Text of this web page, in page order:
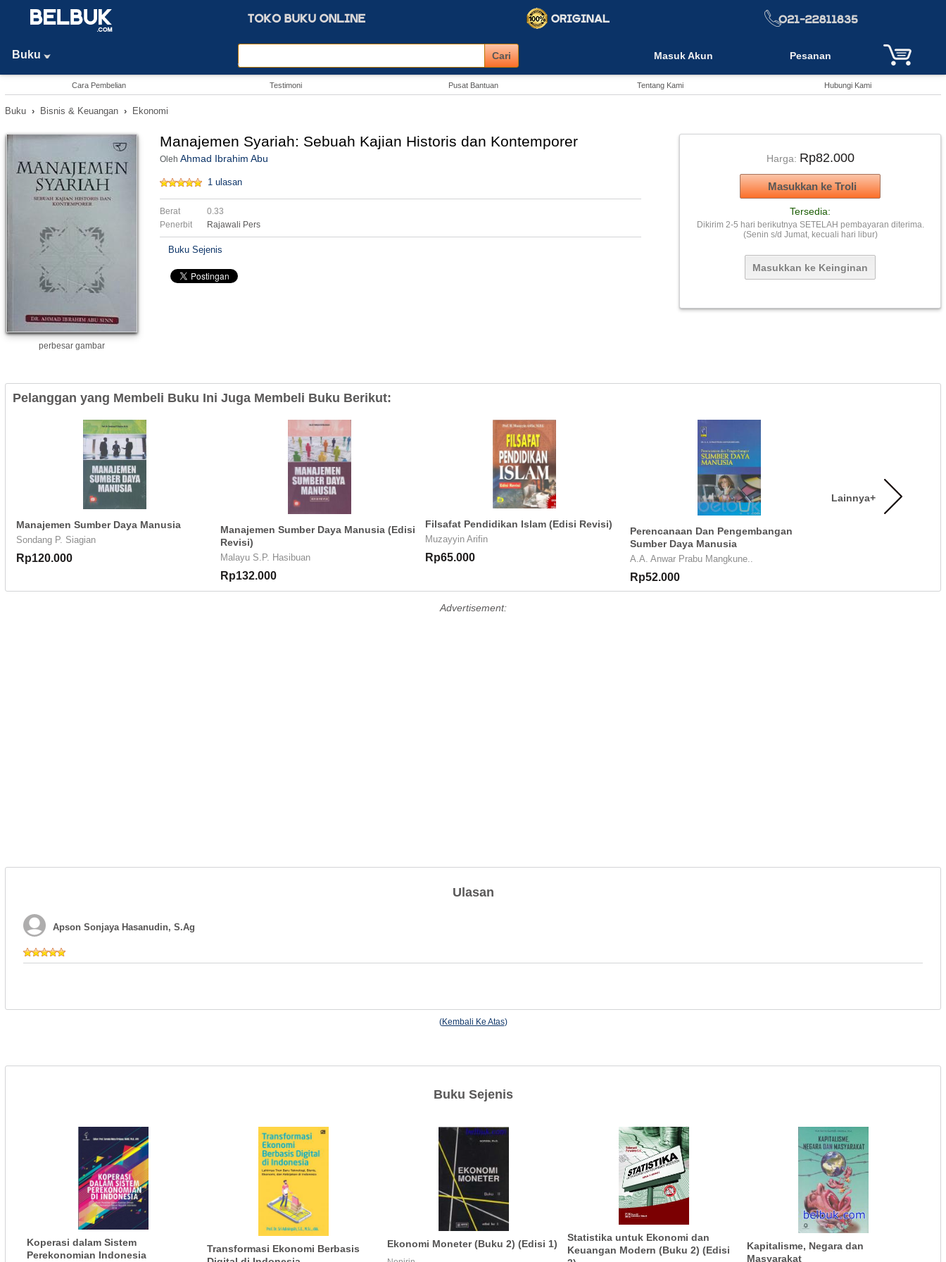
Buku Masuk Akun Pesanan
Cara Pembelian Testimoni Pusat Bantuan Tentang Kami Hubungi Kami
Buku › Bisnis & Keuangan › Ekonomi
perbesar gambar
Manajemen Syariah: Sebuah Kajian Historis dan Kontemporer
Oleh Ahmad Ibrahim Abu
1 ulasan
Berat
0.33
Penerbit
Rajawali Pers
Buku Sejenis
Harga: Rp82.000
Tersedia:
Dikirim 2-5 hari berikutnya SETELAH pembayaran diterima.
(Senin s/d Jumat, kecuali hari libur)
Pelanggan yang Membeli Buku Ini Juga Membeli Buku Berikut:
Manajemen Sumber Daya Manusia
Sondang P. Siagian
Rp120.000
Manajemen Sumber Daya Manusia (Edisi
Revisi)
Malayu S.P. Hasibuan
Rp132.000
Filsafat Pendidikan Islam (Edisi Revisi)
Muzayyin Arifin
Rp65.000
Perencanaan Dan Pengembangan
Sumber Daya Manusia
A.A. Anwar Prabu Mangkune..
Rp52.000
Lainnya+
Advertisement:
Ulasan
Apson Sonjaya Hasanudin, S.Ag
(Kembali Ke Atas)
Buku Sejenis
Koperasi dalam Sistem
Perekonomian Indonesia
Transformasi Ekonomi Berbasis
Ekonomi Moneter (Buku 2) (Edisi 1)
Statistika untuk Ekonomi dan
Keuangan Modern (Buku 2) (Edisi
Kapitalisme, Negara dan
Masyarakat